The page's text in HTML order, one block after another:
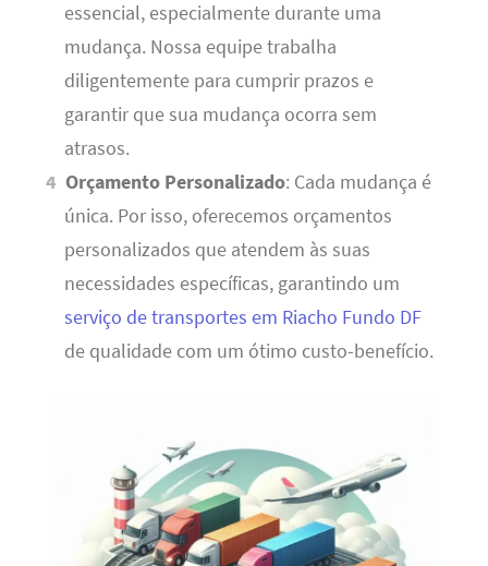
essencial, especialmente durante uma
mudança. Nossa equipe trabalha
diligentemente para cumprir prazos e
garantir que sua mudança ocorra sem
atrasos.
Orçamento Personalizado: Cada mudança é
única. Por isso, oferecemos orçamentos
personalizados que atendem às suas
necessidades específicas, garantindo um
serviço de transportes em Riacho Fundo DF
de qualidade com um ótimo custo-benefício.